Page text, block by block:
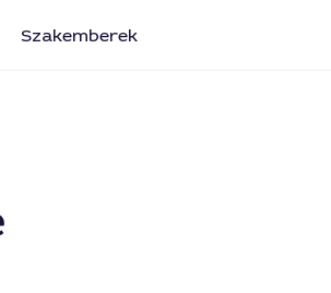
Szakemberek